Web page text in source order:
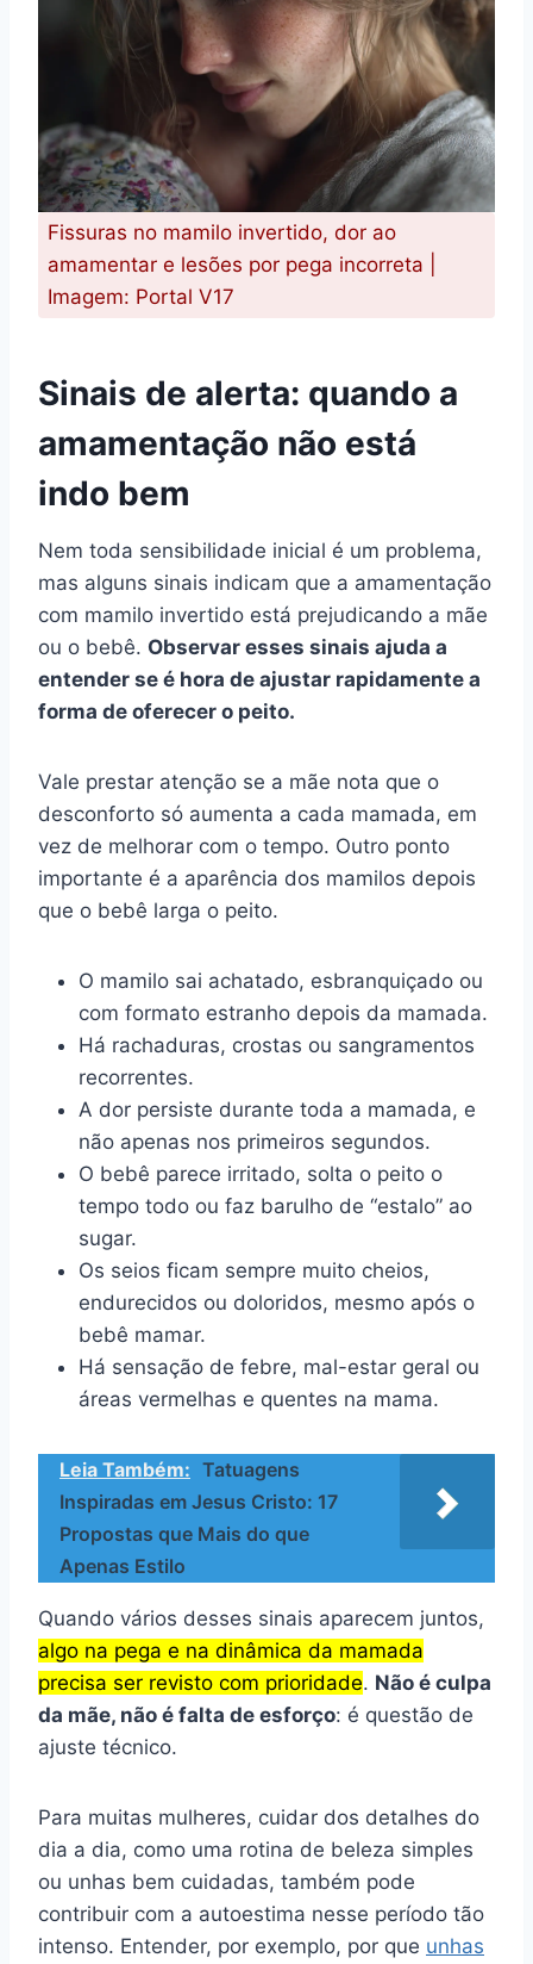
Fissuras no mamilo invertido, dor ao
amamentar e lesões por pega incorreta |
Imagem: Portal V17
Sinais de alerta: quando a
amamentação não está
indo bem
Nem toda sensibilidade inicial é um problema,
mas alguns sinais indicam que a amamentação
com mamilo invertido está prejudicando a mãe
ou o bebê. Observar esses sinais ajuda a
entender se é hora de ajustar rapidamente a
forma de oferecer o peito.
Vale prestar atenção se a mãe nota que o
desconforto só aumenta a cada mamada, em
vez de melhorar com o tempo. Outro ponto
importante é a aparência dos mamilos depois
que o bebê larga o peito.
O mamilo sai achatado, esbranquiçado ou
com formato estranho depois da mamada.
Há rachaduras, crostas ou sangramentos
recorrentes.
A dor persiste durante toda a mamada, e
não apenas nos primeiros segundos.
O bebê parece irritado, solta o peito o
tempo todo ou faz barulho de “estalo” ao
sugar.
Os seios ficam sempre muito cheios,
endurecidos ou doloridos, mesmo após o
bebê mamar.
Há sensação de febre, mal-estar geral ou
áreas vermelhas e quentes na mama.
Leia Também: Tatuagens
Inspiradas em Jesus Cristo: 17
Propostas que Mais do que
Apenas Estilo
Quando vários desses sinais aparecem juntos,
algo na pega e na dinâmica da mamada
precisa ser revisto com prioridade. Não é culpa
da mãe, não é falta de esforço: é questão de
ajuste técnico.
Para muitas mulheres, cuidar dos detalhes do
dia a dia, como uma rotina de beleza simples
ou unhas bem cuidadas, também pode
contribuir com a autoestima nesse período tão
intenso. Entender, por exemplo, por que unhas